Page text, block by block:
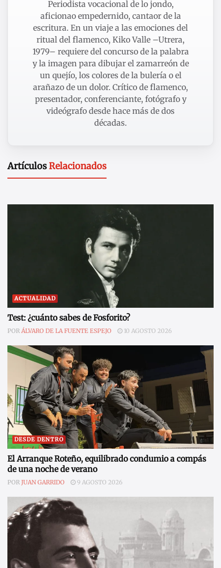
Periodista vocacional de lo jondo,
aficionao empedernido, cantaor de la
escritura. En un viaje a las emociones del
ritual del flamenco, Kiko Valle –Utrera,
1979– requiere del concurso de la palabra
y la imagen para dibujar el zamarreón de
un quejío, los colores de la bulería o el
arañazo de un dolor. Crítico de flamenco,
presentador, conferenciante, fotógrafo y
videógrafo desde hace más de dos
décadas.
ArtículosRelacionados
ACTUALIDAD
Test: ¿cuánto sabes de Fosforito?
POR ÁLVARO DE LA FUENTE ESPEJO 10 AGOSTO 2026
DESDE DENTRO
El Arranque Roteño, equilibrado condumio a compás
de una noche de verano
POR JUAN GARRIDO 9 AGOSTO 2026